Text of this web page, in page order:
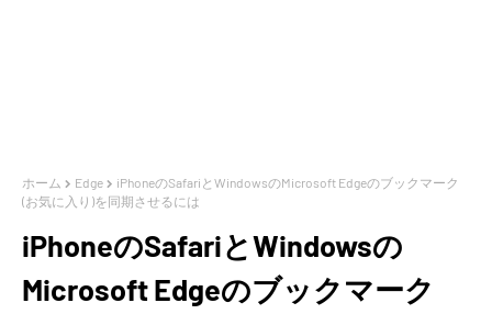
ホーム Edge
iPhoneのSafariとWindowsのMicrosoft Edgeのブックマーク
(お気に入り)を同期させるには
iPhoneのSafariとWindowsの
Microsoft Edgeのブックマーク